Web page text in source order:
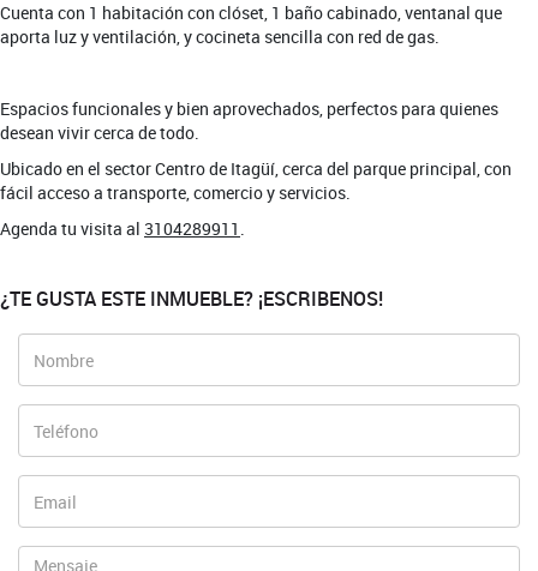
Cuenta con 1 habitación con clóset, 1 baño cabinado, ventanal que
aporta luz y ventilación, y cocineta sencilla con red de gas.
Espacios funcionales y bien aprovechados, perfectos para quienes
desean vivir cerca de todo.
Ubicado en el sector Centro de Itagüí, cerca del parque principal, con
fácil acceso a transporte, comercio y servicios.
Agenda tu visita al 3104289911 .
¿TE GUSTA ESTE INMUEBLE? ¡ESCRIBENOS!